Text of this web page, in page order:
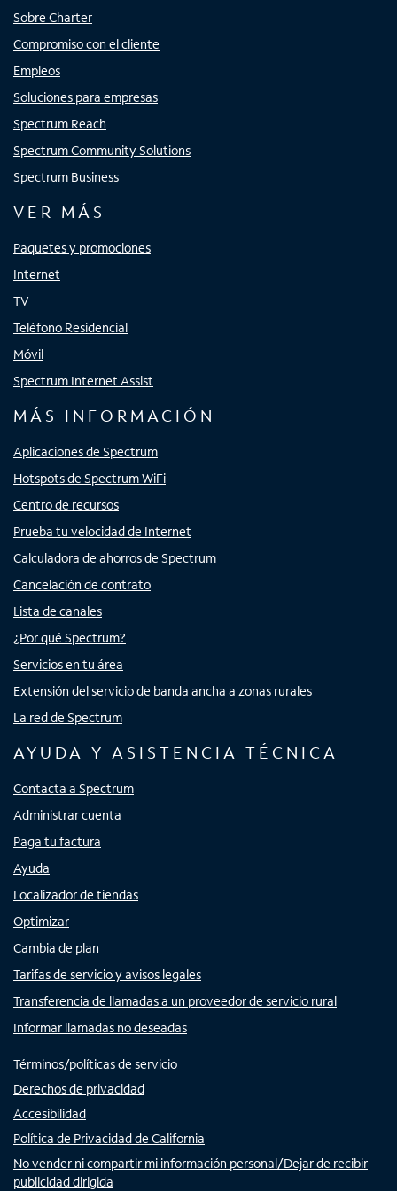
Sobre Charter
Compromiso con el cliente
Empleos
Soluciones para empresas
Spectrum Reach
Spectrum Community Solutions
Spectrum Business
VER MÁS
Paquetes y promociones
Internet
TV
Teléfono Residencial
Móvil
Spectrum Internet Assist
MÁS INFORMACIÓN
Aplicaciones de Spectrum
Hotspots de Spectrum WiFi
Centro de recursos
Prueba tu velocidad de Internet
Calculadora de ahorros de Spectrum
Cancelación de contrato
Lista de canales
¿Por qué Spectrum?
Servicios en tu área
Extensión del servicio de banda ancha a zonas rurales
La red de Spectrum
AYUDA Y ASISTENCIA TÉCNICA
Contacta a Spectrum
Administrar cuenta
Paga tu factura
Ayuda
Localizador de tiendas
Optimizar
Cambia de plan
Tarifas de servicio y avisos legales
Transferencia de llamadas a un proveedor de servicio rural
Informar llamadas no deseadas
Términos/políticas de servicio
Derechos de privacidad
Accesibilidad
Política de Privacidad de California
No vender ni compartir mi información personal/Dejar de recibir
publicidad dirigida